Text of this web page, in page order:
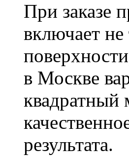
При заказе
включает
в Москве
квадратный
результата.